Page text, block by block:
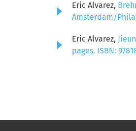
Eric Alvarez,
Amsterdam/
Eric Alvarez,
pages. ISBN: